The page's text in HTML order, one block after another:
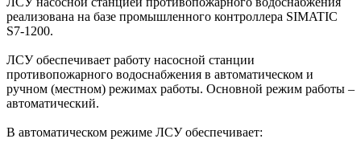
реализована на базе промышленного контроллера SIMATIC
S7-1200.
ЛСУ обеспечивает работу насосной станции
противопожарного водоснабжения в автоматическом и
ручном (местном) режимах работы. Основной режим работы –
автоматический.
В автоматическом режиме ЛСУ обеспечивает: